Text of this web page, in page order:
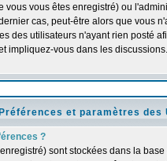
vous vous êtes enregistré) ou
cas, peut-être alors que vous
des utilisateurs n'ayant rien posté
impliquez-vous dans les discussions.
Préférences et paramètres des
?
sont stockées dans la